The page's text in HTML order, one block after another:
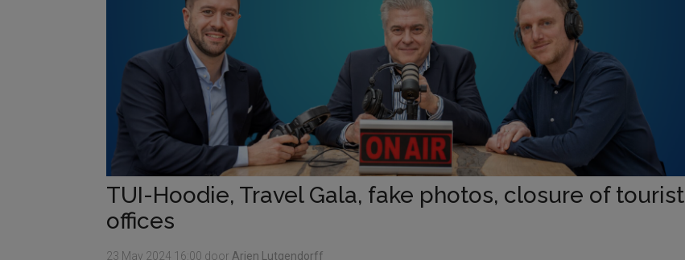
TUI-Hoodie, Travel Gala, fake photos, closure of tourist
offices
23 May 2024 16:00 door Arjen Lutgendorff